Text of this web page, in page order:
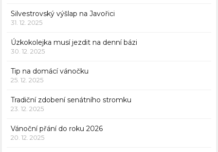
Silvestrovský výšlap na Javořici
31. 12. 2025
Úzkokolejka musí jezdit na denní bázi
30. 12. 2025
Tip na domácí vánočku
25. 12. 2025
Tradiční zdobení senátního stromku
23. 12. 2025
Vánoční přání do roku 2026
20. 12. 2025